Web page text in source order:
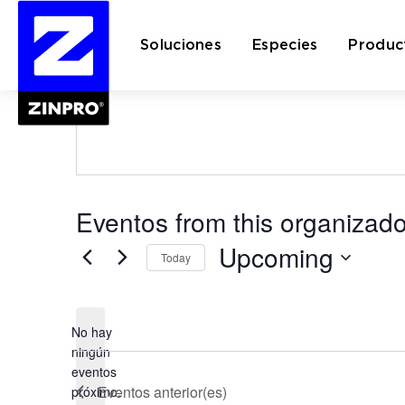
Soluciones Especies
Rachel Booth-
" All Eventos
Eventos from this
Notice
No hay
ningún
eventos
próximo.
Today Upcoming
Eventosanterior(es)